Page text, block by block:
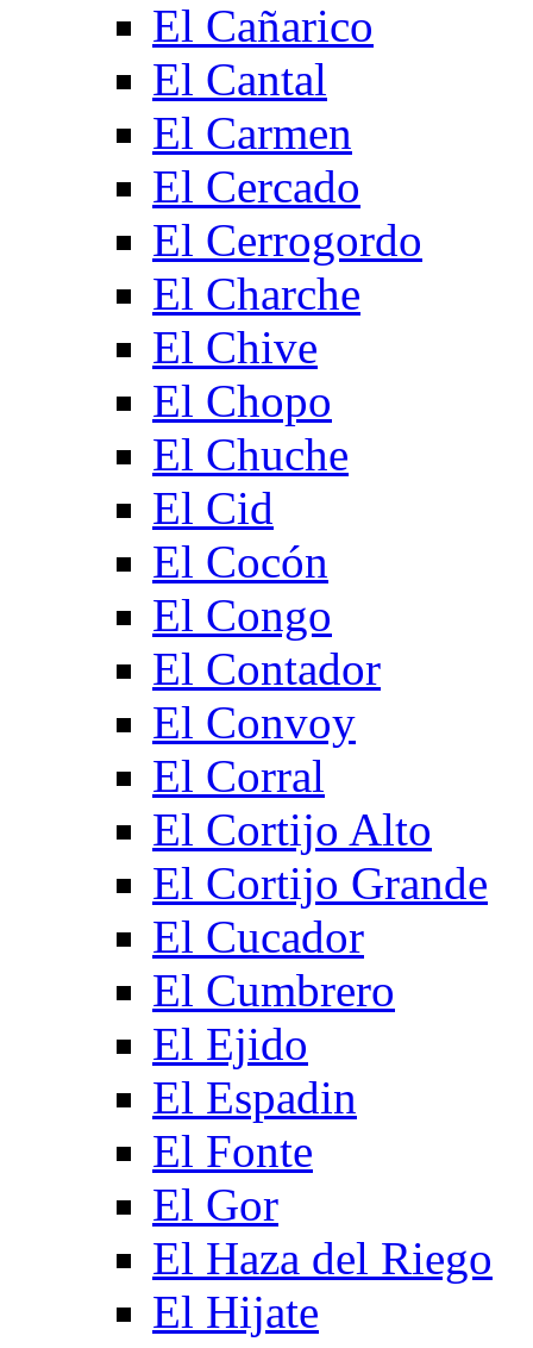
El Cañarico
El Cantal
El Carmen
El Cercado
El Cerrogordo
El Charche
El Chive
El Chopo
El Chuche
El Cid
El Cocón
El Congo
El Contador
El Convoy
El Corral
El Cortijo Alto
El Cortijo Grande
El Cucador
El Cumbrero
El Ejido
El Espadin
El Fonte
El Gor
El Haza del Riego
El Hijate